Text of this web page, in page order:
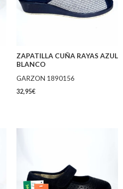
ZAPATILLA CUÑA RAYAS AZUL
BLANCO
GARZON 1890156
32,95€